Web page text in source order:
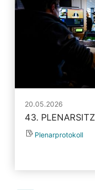
20.05.2026
43.
Plenarprotokoll